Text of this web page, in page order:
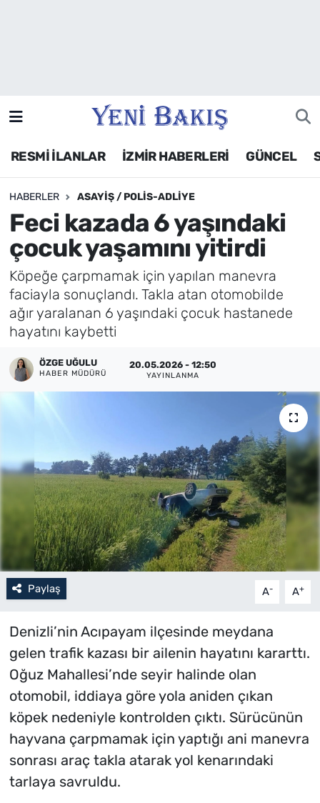
RESMİ İLANLAR İZMİR HABERLERİ GÜNCEL
HABERLER ASAYIŞ / POLIS-ADLIYE
Feci kazada 6 yaşındaki
çocuk yaşamını yitirdi
Köpeğe çarpmamak için yapılan manevra
faciayla sonuçlandı. Takla atan otomobilde
ağır yaralanan 6 yaşındaki çocuk hastanede
hayatını kaybetti
ÖZGE UĞULU
HABER MÜDÜRÜ
20.05.2026 - 12:50
YAYINLANMA
Paylaş A- A+
Denizli’nin Acıpayam ilçesinde meydana
gelen trafik kazası bir ailenin hayatını kararttı.
Oğuz Mahallesi’nde seyir halinde olan
otomobil, iddiaya göre yola aniden çıkan
köpek nedeniyle kontrolden çıktı. Sürücünün
hayvana çarpmamak için yaptığı ani manevra
sonrası araç takla atarak yol kenarındaki
tarlaya savruldu.
Siyaset
Asayiş / Polis-Adliye
Spor
Magazin
Foto Galeri